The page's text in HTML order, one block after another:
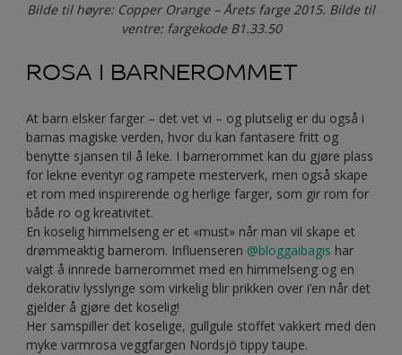
Bilde til høyre: Copper Orange – Årets farge 2015. Bilde til
ventre: fargekode B1.33.50
ROSA I BARNEROMMET
At barn elsker farger – det vet vi – og plutselig er du også i
barnas magiske verden, hvor du kan fantasere fritt og
benytte sjansen til å leke. I barnerommet kan du gjøre plass
for lekne eventyr og rampete mesterverk, men også skape
et rom med inspirerende og herlige farger, som gir rom for
både ro og kreativitet.
En koselig himmelseng er et «must» når man vil skape et
drømmeaktig barnerom. Influenseren @bloggaibagis har
valgt å innrede barnerommet med en himmelseng og en
dekorativ lysslynge som virkelig blir prikken over i’en når det
gjelder å gjøre det koselig!
Her samspiller det koselige, gullgule stoffet vakkert med den
myke varmrosa veggfargen Nordsjö tippy taupe.